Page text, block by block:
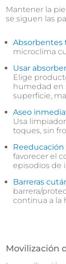
Mantener la
se siguen las
Absorbentes
microclima
Usar
Elige
humedad en
superficie,
Aseo
Usa
toques, sin
favorecer el
episodios de
Barreras
barrera/
continua a la
Movilización